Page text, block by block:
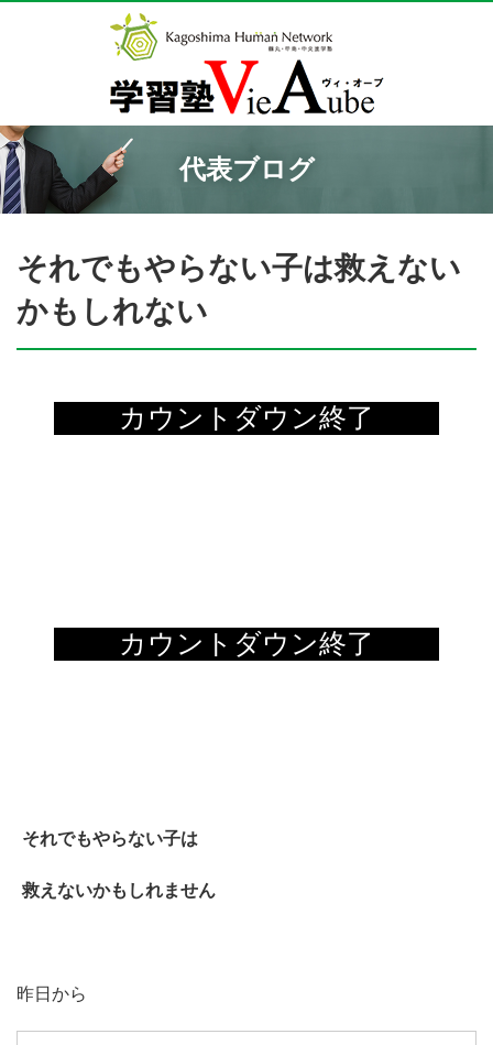
代表ブログ
それでもやらない子は救えない
かもしれない
それでもやらない子は
救えないかもしれません
昨日から